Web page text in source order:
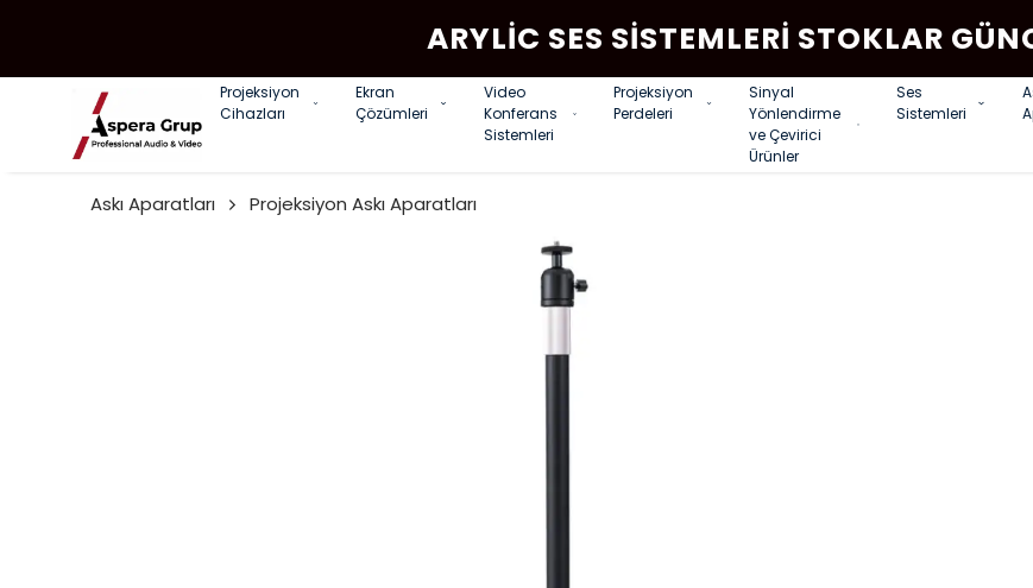
ARYLIC SES SISTEMLERI STOKLAR
Projeksiyon
Cihazları
Ekran
Çözümleri
Video
Konferans
Sistemleri
Projeksiyon
Perdeleri
Sinyal
Yönlendirme
ve Çevirici
Ürünler
Ses
Sistemleri
Askı Aparatları Projeksiyon Askı Aparatları